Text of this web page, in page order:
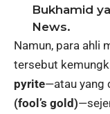
Bukhamid
News.
Namun, para ahli
tersebut
pyrite—atau yang
(fool’s gold)